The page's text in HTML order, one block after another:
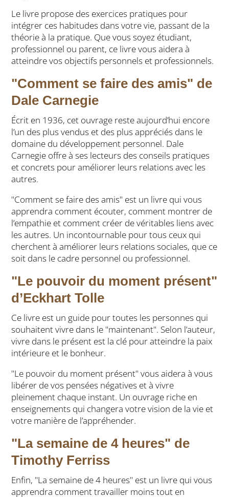
Le livre propose des exercices pratiques pour
intégrer ces habitudes dans votre vie, passant de la
théorie à la pratique. Que vous soyez étudiant,
professionnel ou parent, ce livre vous aidera à
atteindre vos objectifs personnels et professionnels.
"Comment se faire des amis" de
Dale Carnegie
Écrit en 1936, cet ouvrage reste aujourd’hui encore
l’un des plus vendus et des plus appréciés dans le
domaine du développement personnel. Dale
Carnegie offre à ses lecteurs des conseils pratiques
et concrets pour améliorer leurs relations avec les
autres.
"Comment se faire des amis" est un livre qui vous
apprendra comment écouter, comment montrer de
l’empathie et comment créer de véritables liens avec
les autres. Un incontournable pour tous ceux qui
cherchent à améliorer leurs relations sociales, que ce
soit dans le cadre personnel ou professionnel.
"Le pouvoir du moment présent"
d’Eckhart Tolle
Ce livre est un guide pour toutes les personnes qui
souhaitent vivre dans le "maintenant". Selon l’auteur,
vivre dans le présent est la clé pour atteindre la paix
intérieure et le bonheur.
"Le pouvoir du moment présent" vous aidera à vous
libérer de vos pensées négatives et à vivre
pleinement chaque instant. Un ouvrage riche en
enseignements qui changera votre vision de la vie et
votre manière de l’appréhender.
"La semaine de 4 heures" de
Timothy Ferriss
Enfin, "La semaine de 4 heures" est un livre qui vous
apprendra comment travailler moins tout en